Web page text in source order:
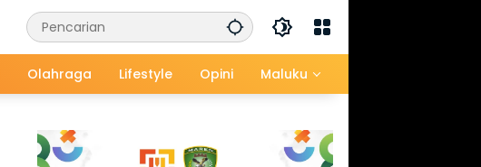
Olahraga Lifestyle Opini Maluku